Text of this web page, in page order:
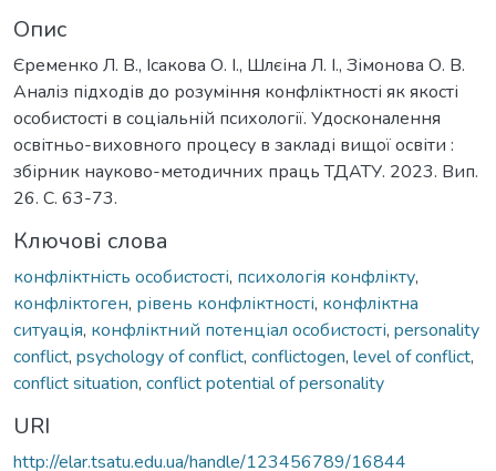
Опис
Єременко Л. В., Ісакова О. І., Шлєіна Л. І., Зімонова О. В.
Аналіз підходів до розуміння конфліктності як якості
особистості в соціальній психології. Удосконалення
освітньо-виховного процесу в закладі вищої освіти :
збірник науково-методичних праць ТДАТУ. 2023. Вип.
26. С. 63-73.
Ключові слова
конфліктність особистості, психологія конфлікту,
конфліктоген, рівень конфліктності, конфліктна
ситуація, конфліктний потенціал особистості, personality
conflict, psychology of conflict, conflictogen, level of conflict,
conflict situation, conflict potential of personality
URI
http://elar.tsatu.edu.ua/handle/123456789/16844